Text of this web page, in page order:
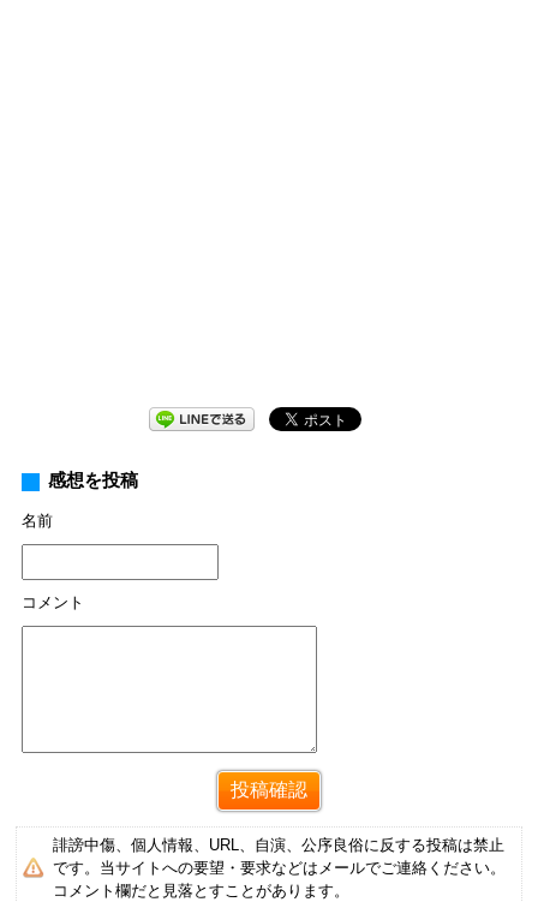
感想を投稿
名前
コメント
誹謗中傷、個人情報、URL、自演、公序良俗に反する投稿は禁止
です。当サイトへの要望・要求などはメールでご連絡ください。
コメント欄だと見落とすことがあります。